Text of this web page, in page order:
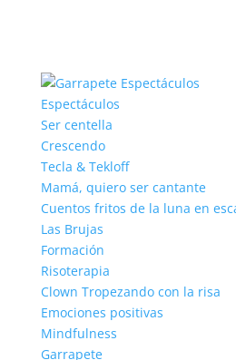
Espectáculos
Ser centella
Crescendo
Tecla & Tekloff
Mamá, quiero ser cantante
Cuentos fritos de la luna en
Las Brujas
Formación
Risoterapia
Clown Tropezando con la risa
Emociones positivas
Mindfulness
Garrapete